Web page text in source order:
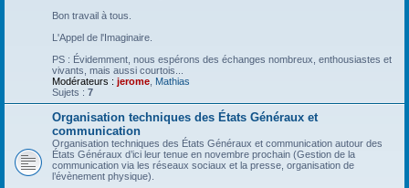
Bon travail à tous.
L'Appel de l'Imaginaire.
PS : Évidemment, nous espérons des échanges nombreux, enthousiastes et
vivants, mais aussi courtois...
Modérateurs : jerome Mathias
Sujets : 7
Organisation techniques des États Généraux et
communication
Organisation techniques des États Généraux et communication autour des
États Généraux d’ici leur tenue en novembre prochain (Gestion de la
communication via les réseaux sociaux et la presse, organisation de
l’évènement physique).